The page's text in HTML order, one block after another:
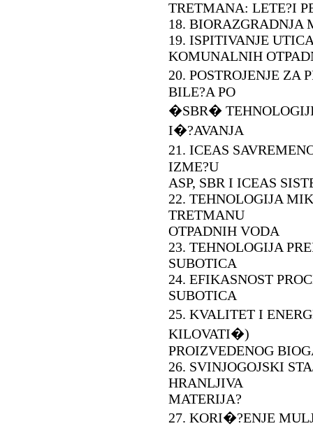
TRETMANA: LETE?I
18. BIORAZGRADNJA
19. ISPITIVANJE
KOMUNALNIH
20. POSTROJENJE ZA
BILE?A PO
�SBR�
I�?AVANJA
21. ICEAS
IZME?U
ASP, SBR I ICEAS
22. TEHNOLOGIJA
TRETMANU
OTPADNIH VODA
23. TEHNOLOGIJA
SUBOTICA
24. EFIKASNOST
SUBOTICA
25. KVALITET I
KILOVATI�)
PROIZVEDENOG
26. SVINJOGOJSKI
HRANLJIVA
MATERIJA?
27. KORI�?ENJE